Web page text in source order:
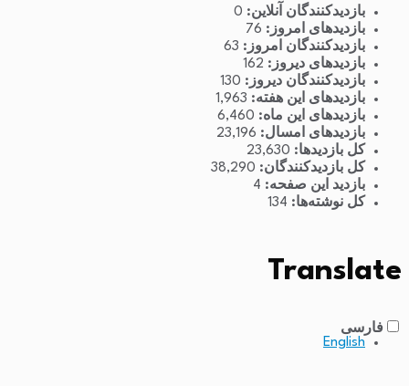
بازدیدکنندگان آنلاین: 0
بازدیدهای امروز: 76
بازدیدکنندگان امروز: 63
بازدیدهای دیروز: 162
بازدیدکنندگان دیروز: 130
بازدیدهای این هفته: 1,963
بازدیدهای این ماه: 6,460
بازدیدهای امسال: 23,196
کل بازدیدها: 23,630
کل بازدیدکنند‌گان: 38,290
بازدید این صفحه: 4
کل نوشته‌ها: 134
Translate
فارسی
English